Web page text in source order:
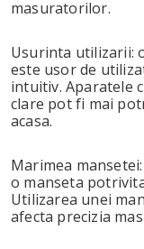
masuratorilor.
Usurinta utilizarii:
este usor de
intuitiv. Aparatele
clare pot fi mai
acasa.
Marimea
o manseta
Utilizarea unei
afecta precizia